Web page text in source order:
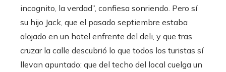
incognito, la verdad”, confiesa sonriendo. Pero sí
su hijo Jack, que el pasado septiembre estaba
alojado en un hotel enfrente del deli, y que tras
cruzar la calle descubrió lo que todos los turistas sí
llevan apuntado: que del techo del local cuelga un